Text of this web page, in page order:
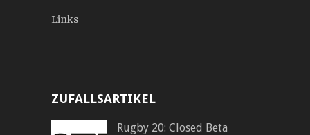
Links
ZUFALLSARTIKEL
Rugby 20: Closed Beta